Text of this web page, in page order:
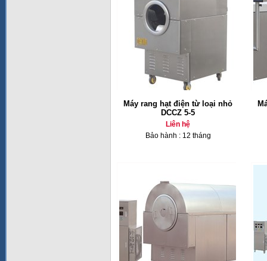
Máy rang hạt điện từ loại nhỏ
DCCZ 5-5
Liên hệ
Bảo hành : 12 tháng